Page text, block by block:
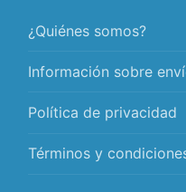
¿Quiénes somos?
Información sobre
Política de privacidad
Términos y